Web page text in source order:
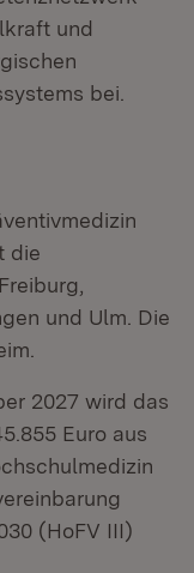
und
bei.
die
und Ulm. Die
2027 wird das
Euro aus
(HoFV III)